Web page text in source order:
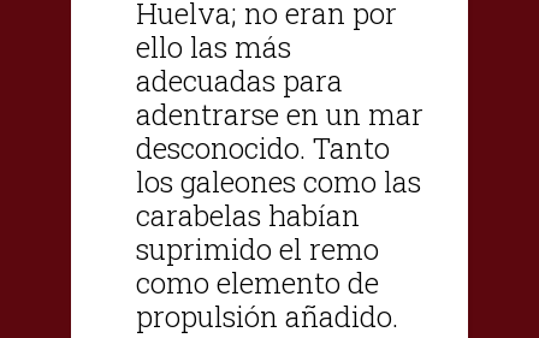
Huelva; no eran por
ello las más
adecuadas para
adentrarse en un mar
desconocido. Tanto
los galeones como las
carabelas habían
suprimido el remo
como elemento de
propulsión añadido.